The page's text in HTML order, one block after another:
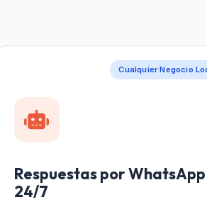
Cualquier Negocio
Respuestas por WhatsApp
24/7